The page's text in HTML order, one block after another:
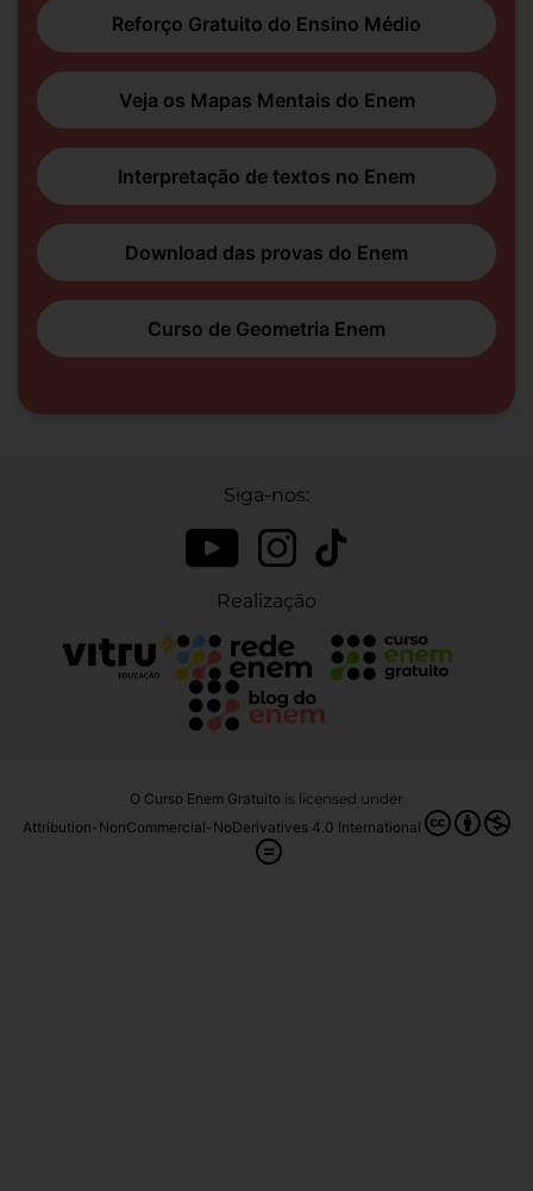
Reforço Gratuito do Ensino Médio
Veja os Mapas Mentais do Enem
Interpretação de textos no Enem
Download das provas do Enem
Curso de Geometria Enem
Siga-nos:
Realização
O Curso Enem Gratuito is licensed under
Attribution-NonCommercial-NoDerivatives 4.0 International